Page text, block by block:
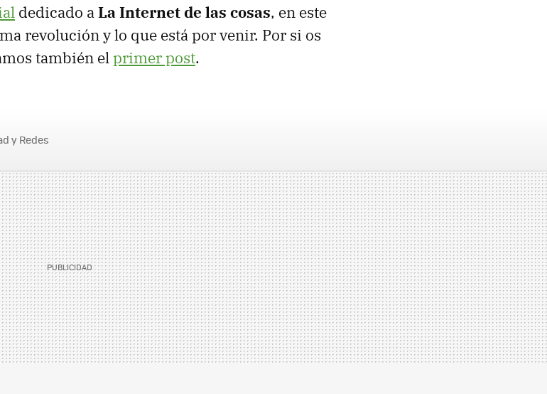
dedicado aLa Internet de las cosas, en este
revolución y lo que está por venir. Por si os
también elprimer post.
y Redes